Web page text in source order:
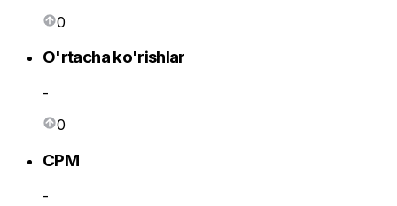
0
O'rtacha ko'rishlar
-
0
CPM
-